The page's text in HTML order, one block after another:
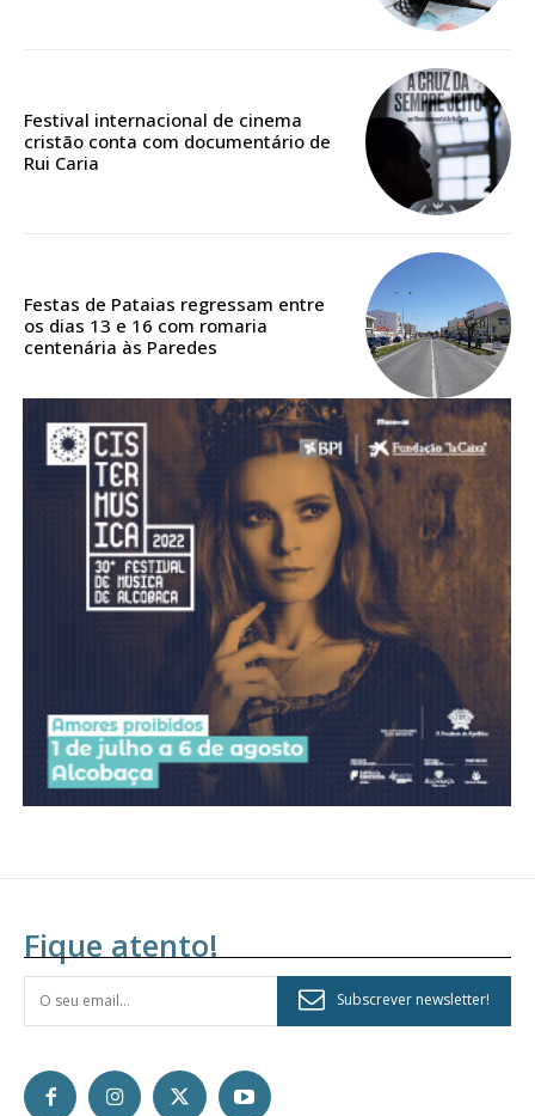
Escolha o plano
16€
12 meses
Acesso ao conteúdo online
Acesso aos conteúdos Exclusivos para
assinantes
Ofertas para assinatura anual
Escolha o plano
Festival internacional de cinema
cristão conta com documentário de
Rui Caria
Festas de Pataias regressam entre
os dias 13 e 16 com romaria
centenária às Paredes
Fique atento!
Subscrever newsletter!